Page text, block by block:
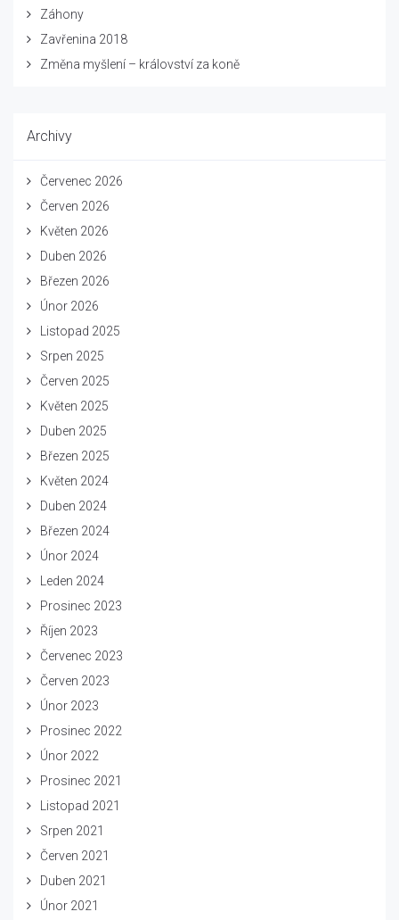
Záhony
Zavřenina 2018
Změna myšlení – království za koně
Archivy
Červenec 2026
Červen 2026
Květen 2026
Duben 2026
Březen 2026
Únor 2026
Listopad 2025
Srpen 2025
Červen 2025
Květen 2025
Duben 2025
Březen 2025
Květen 2024
Duben 2024
Březen 2024
Únor 2024
Leden 2024
Prosinec 2023
Říjen 2023
Červenec 2023
Červen 2023
Únor 2023
Prosinec 2022
Únor 2022
Prosinec 2021
Listopad 2021
Srpen 2021
Červen 2021
Duben 2021
Únor 2021